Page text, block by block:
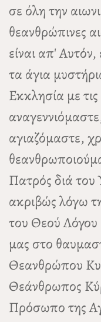
σε όλη την
θεανθρώπινες
είναι απ'
τα άγια
Εκκλησία με
αγιαζόμαστε,
Πατρός διά του
ακριβώς λόγω
του Θεού
μας στο
Θεανθρώπου
Θεάνθρωπος
Πρόσωπο της